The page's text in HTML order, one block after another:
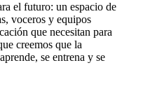
el futuro: un espacio de
voceros y equipos
que necesitan para
creemos que la
se entrena y se